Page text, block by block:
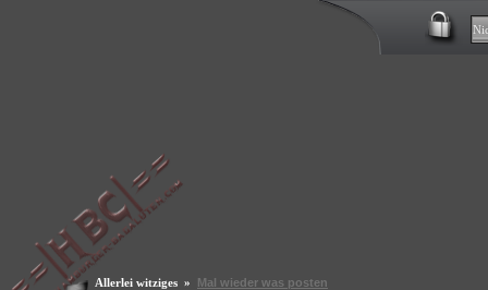
Allerlei witziges » Mal wieder was posten